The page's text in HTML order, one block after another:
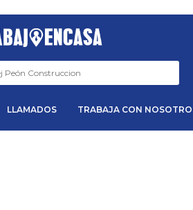
LLAMADOS TRABAJA CON